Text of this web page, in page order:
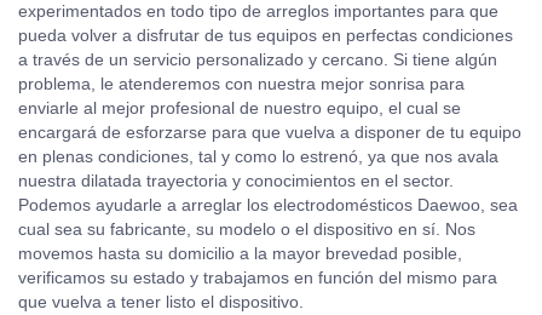
experimentados en todo tipo de arreglos importantes para que
pueda volver a disfrutar de tus equipos en perfectas condiciones
a través de un servicio personalizado y cercano. Si tiene algún
problema, le atenderemos con nuestra mejor sonrisa para
enviarle al mejor profesional de nuestro equipo, el cual se
encargará de esforzarse para que vuelva a disponer de tu equipo
en plenas condiciones, tal y como lo estrenó, ya que nos avala
nuestra dilatada trayectoria y conocimientos en el sector.
Podemos ayudarle a arreglar los electrodomésticos Daewoo, sea
cual sea su fabricante, su modelo o el dispositivo en sí. Nos
movemos hasta su domicilio a la mayor brevedad posible,
verificamos su estado y trabajamos en función del mismo para
que vuelva a tener listo el dispositivo.